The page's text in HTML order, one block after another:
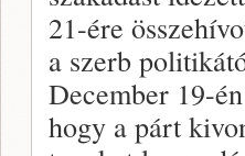
21-ére
a szerb
December 19-
hogy a párt